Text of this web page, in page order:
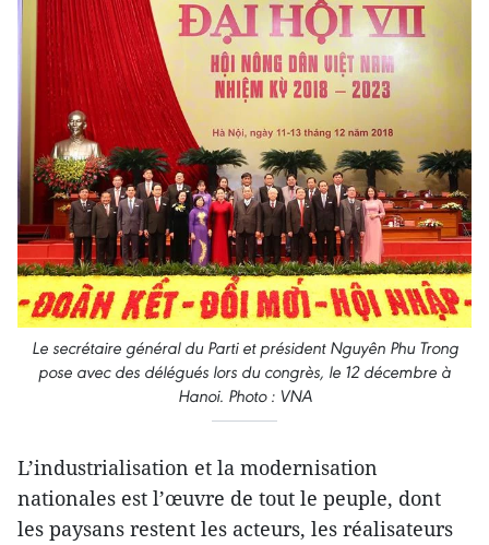
Le secrétaire général du Parti et président Nguyên Phu Trong
pose avec des délégués lors du congrès, le 12 décembre à
Hanoi. Photo : VNA
L’industrialisation et la modernisation
nationales est l’œuvre de tout le peuple, dont
les paysans restent les acteurs, les réalisateurs